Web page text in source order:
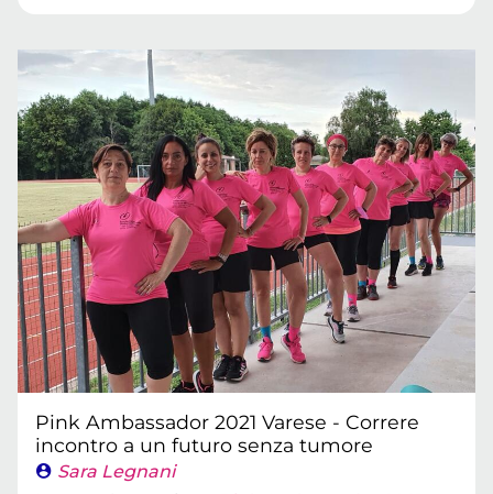
Pink Ambassador 2021 Varese - Correre
incontro a un futuro senza tumore
Sara Legnani